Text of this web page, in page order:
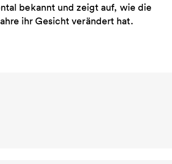
bekannt und zeigt auf, wie die
ihr Gesicht verändert hat.